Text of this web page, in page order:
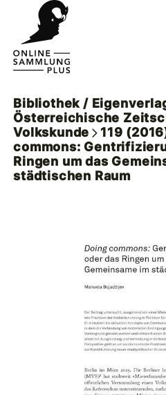
Bibliothek /
Österreichische
Volkskunde
119
commons:
Ringen um das
städtischen Raum